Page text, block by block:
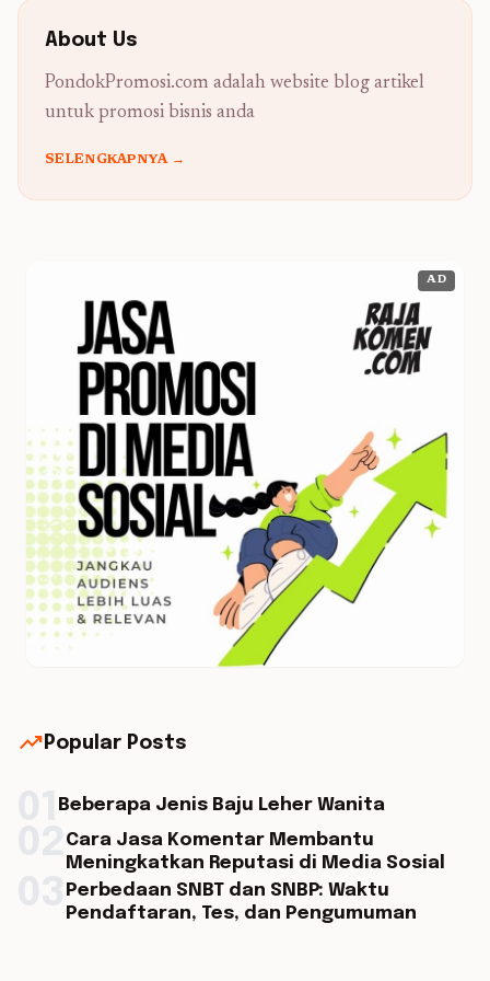
About Us
PondokPromosi.com adalah website blog artikel
untuk promosi bisnis anda
SELENGKAPNYA →
AD
trending_up Popular Posts
Beberapa Jenis Baju Leher Wanita
Cara Jasa Komentar Membantu
Meningkatkan Reputasi di Media Sosial
Perbedaan SNBT dan SNBP: Waktu
Pendaftaran, Tes, dan Pengumuman